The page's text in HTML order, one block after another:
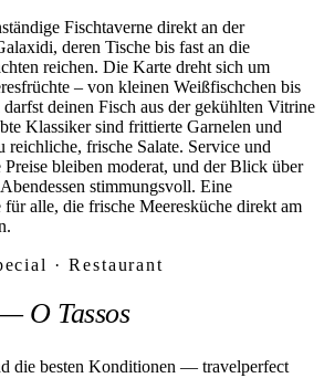
Fischtaverne direkt an der
deren Tische bis fast an die
reichen. Die Karte dreht sich um
– von kleinen Weißfischchen bis
deinen Fisch aus der gekühlten Vitrine
Klassiker sind frittierte Garnelen und
reichliche, frische Salate. Service und
Preise bleiben moderat, und der Blick über
stimmungsvoll. Eine
alle, die frische Meeresküche direkt am
· Restaurant
O Tassos
die besten Konditionen — travelperfect